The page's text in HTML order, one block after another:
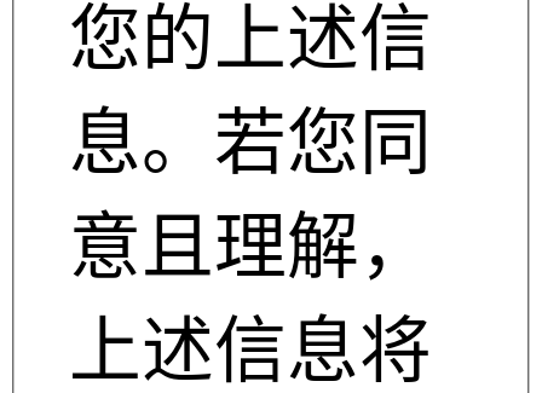
您的上述信
息。若您同
意且理解，
上述信息将